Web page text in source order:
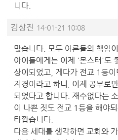
니다.
김상진 14-01-21 10:08
맞습니다. 모두 어른들의 책임이
아이들에게는 이제 '몬스터'도
상이되었고, 게다가 전교 1등
지경이라고 하니, 이제 공부로
되었다고 합니다. 재수없다는
이 나쁜 짓도 전교 1등을 해야
타깝습니다.
다음 세대를 생각하면 교회와